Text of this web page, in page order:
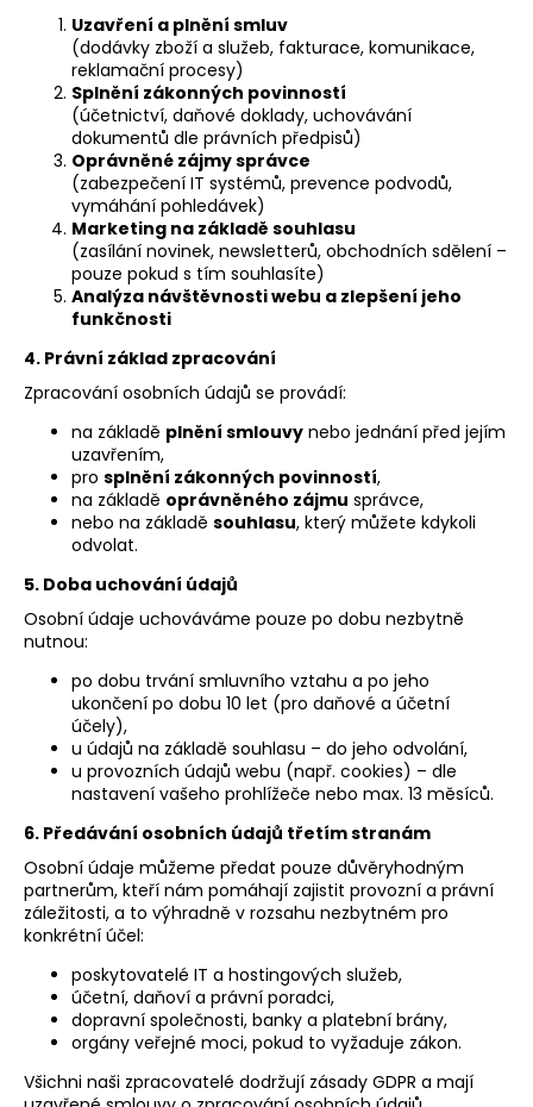
Uzavření a plnění smluv
(dodávky zboží a služeb, fakturace, komunikace,
reklamační procesy)
Splnění zákonných povinností
(účetnictví, daňové doklady, uchovávání
dokumentů dle právních předpisů)
Oprávněné zájmy správce
(zabezpečení IT systémů, prevence podvodů,
vymáhání pohledávek)
Marketing na základě souhlasu
(zasílání novinek, newsletterů, obchodních sdělení –
pouze pokud s tím souhlasíte)
Analýza návštěvnosti webu a zlepšení jeho
funkčnosti
4. Právní základ zpracování
Zpracování osobních údajů se provádí:
na základě plnění smlouvy nebo jednání před jejím
uzavřením,
pro splnění zákonných povinností,
na základě oprávněného zájmu správce,
nebo na základě souhlasu, který můžete kdykoli
odvolat.
5. Doba uchování údajů
Osobní údaje uchováváme pouze po dobu nezbytně
nutnou:
po dobu trvání smluvního vztahu a po jeho
ukončení po dobu 10 let (pro daňové a účetní
účely),
u údajů na základě souhlasu – do jeho odvolání,
u provozních údajů webu (např. cookies) – dle
nastavení vašeho prohlížeče nebo max. 13 měsíců.
6. Předávání osobních údajů třetím stranám
Osobní údaje můžeme předat pouze důvěryhodným
partnerům, kteří nám pomáhají zajistit provozní a právní
záležitosti, a to výhradně v rozsahu nezbytném pro
konkrétní účel:
poskytovatelé IT a hostingových služeb,
účetní, daňoví a právní poradci,
dopravní společnosti, banky a platební brány,
orgány veřejné moci, pokud to vyžaduje zákon.
Všichni naši zpracovatelé dodržují zásady GDPR a mají
FLEXI
STRONG
VÝŠKOVĚ
NASTAVITELNÁ
PODNOŽ
SLOUPKY